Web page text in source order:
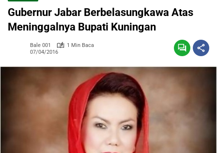
Gubernur Jabar Berbelasungkawa Atas
Meninggalnya Bupati Kuningan
Bale 001
1 Min Baca
07/04/2016